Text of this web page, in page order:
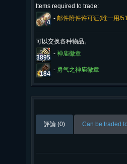
Items required to trade:
4
- 邮件附件许可证(唯一用/
可以交换各种物品。
3895
- 神庙徽章
184
- 勇气之神庙徽章
評論 (0) Can be traded